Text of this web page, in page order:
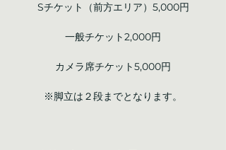
Sチケット（前方エリア）5,000円
一般チケット2,000円
カメラ席チケット5,000円
※脚立は２段までとなります。